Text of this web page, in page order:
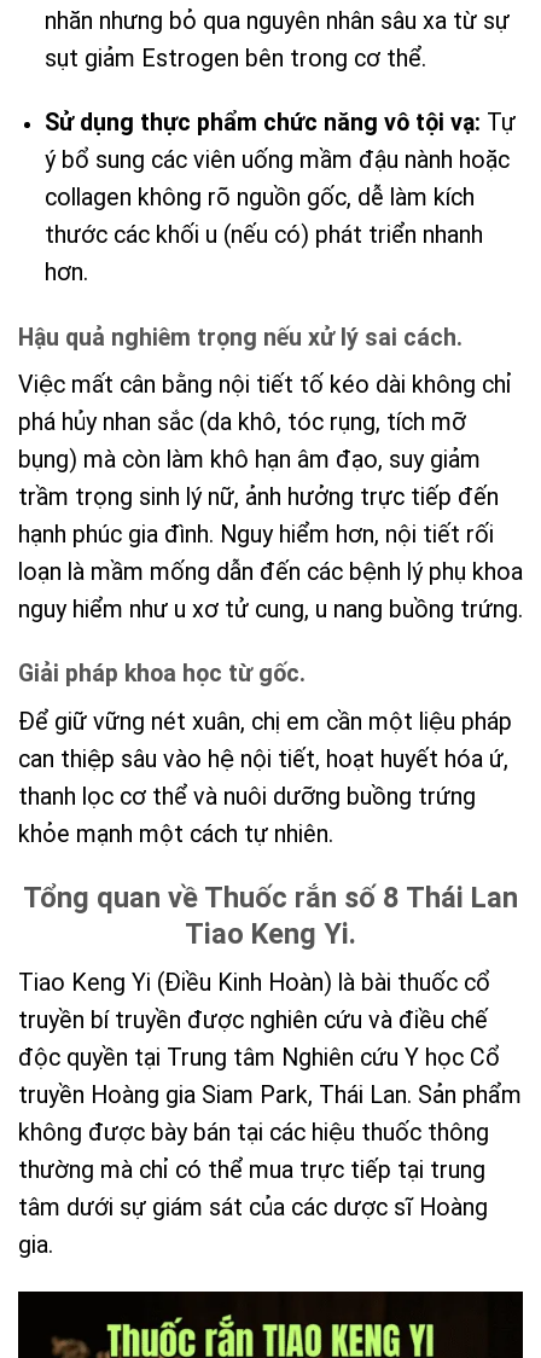
nhăn nhưng bỏ qua nguyên nhân sâu xa từ sự
sụt giảm Estrogen bên trong cơ thể.
Sử dụng thực phẩm chức năng vô tội vạ: Tự
ý bổ sung các viên uống mầm đậu nành hoặc
collagen không rõ nguồn gốc, dễ làm kích
thước các khối u (nếu có) phát triển nhanh
hơn.
Hậu quả nghiêm trọng nếu xử lý sai cách.
Việc mất cân bằng nội tiết tố kéo dài không chỉ
phá hủy nhan sắc (da khô, tóc rụng, tích mỡ
bụng) mà còn làm khô hạn âm đạo, suy giảm
trầm trọng sinh lý nữ, ảnh hưởng trực tiếp đến
hạnh phúc gia đình. Nguy hiểm hơn, nội tiết rối
loạn là mầm mống dẫn đến các bệnh lý phụ khoa
nguy hiểm như u xơ tử cung, u nang buồng trứng.
Giải pháp khoa học từ gốc.
Để giữ vững nét xuân, chị em cần một liệu pháp
can thiệp sâu vào hệ nội tiết, hoạt huyết hóa ứ,
thanh lọc cơ thể và nuôi dưỡng buồng trứng
khỏe mạnh một cách tự nhiên.
Tổng quan về Thuốc rắn số 8 Thái Lan
Tiao Keng Yi.
Tiao Keng Yi (Điều Kinh Hoàn) là bài thuốc cổ
truyền bí truyền được nghiên cứu và điều chế
độc quyền tại Trung tâm Nghiên cứu Y học Cổ
truyền Hoàng gia Siam Park, Thái Lan. Sản phẩm
không được bày bán tại các hiệu thuốc thông
thường mà chỉ có thể mua trực tiếp tại trung
tâm dưới sự giám sát của các dược sĩ Hoàng
gia.